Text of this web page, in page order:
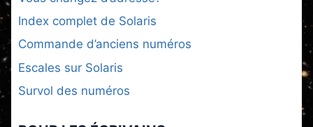
Index complet de Solaris
Commande d’anciens numéros
Escales sur Solaris
Survol des numéros